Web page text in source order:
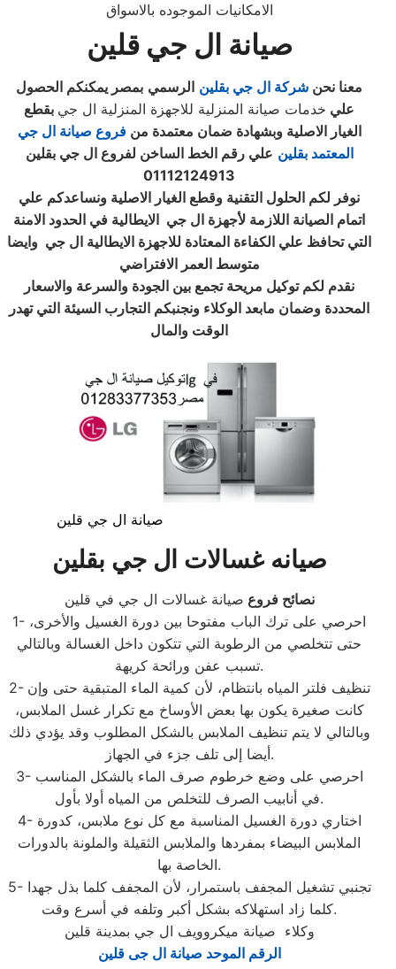
الامكانيات الموجوده بالاسواق
صيانة ال جي قلين
معنا نحن شركة ال جي بقلين الرسمي بمصر يمكنكم الحصول
علي خدمات صيانة المنزلية للاجهزة المنزلية ال جي بقطع
الغيار الاصلية وبشهادة ضمان معتمدة منفروع صيانة ال جي
المعتمد بقلين علي رقم الخط الساخن لفروع ال جي بقلين
01112124913
نوفر لكم الحلول التقنية وقطع الغيار الاصلية ونساعدكم علي
اتمام الصيانة اللازمة لأجهزة ال جي الايطالية في الحدود الامنة
التي تحافظ علي الكفاءة المعتادة للاجهزة الايطالية ال جي وايضا
متوسط العمر الافتراضي
نقدم لكم توكيل مريحة تجمع بين الجودة والسرعة والاسعار
المحددة وضمان مابعد الوكلاء ونجنبكم التجارب السيئة التي تهدر
الوقت والمال
صيانة ال جي قلين
صيانه غسالات ال جي بقلين
نصائح فروع صيانة غسالات ال جي في قلين
1- احرصي على ترك الباب مفتوحا بين دورة الغسيل والأخرى،
حتى تتخلصي من الرطوبة التي تتكون داخل الغسالة وبالتالي
تسبب عفن ورائحة كريهة.
2- تنظيف فلتر المياه بانتظام، لأن كمية الماء المتبقية حتى وإن
كانت صغيرة يكون بها بعض الأوساخ مع تكرار غسل الملابس،
وبالتالي لا يتم تنظيف الملابس بالشكل المطلوب وقد يؤدي ذلك
أيضا إلى تلف جزء في الجهاز.
3- احرصي على وضع خرطوم صرف الماء بالشكل المناسب
في أنابيب الصرف للتخلص من المياه أولا بأول.
4- اختاري دورة الغسيل المناسبة مع كل نوع ملابس، كدورة
الملابس البيضاء بمفردها والملابس الثقيلة والملونة بالدورات
الخاصة بها.
5- تجنبي تشغيل المجفف باستمرار، لأن المجفف كلما بذل جهدا
كلما زاد استهلاكه بشكل أكبر وتلفه في أسرع وقت.
وكلاء صيانة ميكروويف ال جي بمدينة قلين
الرقم الموحد صيانة ال جى قلين